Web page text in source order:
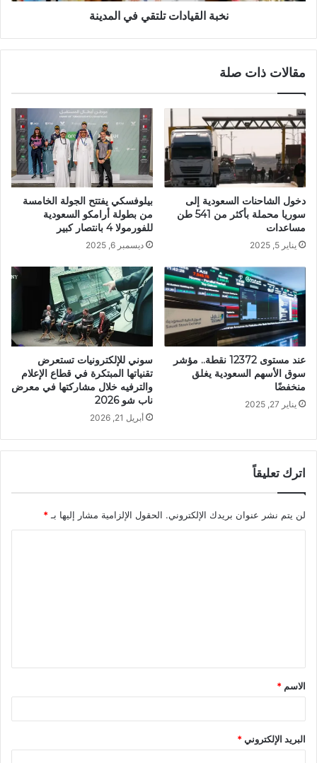
نخبة القيادات تلتقي في المدينة
مقالات ذات صلة
دخول الشاحنات السعودية إلى
سوريا محملة بأكثر من 541 طن
مساعدات
يناير 5, 2025
بيلوفسكي يفتتح الجولة الخامسة
من بطولة أرامكو السعودية
للفورمولا 4 بانتصار كبير
ديسمبر 6, 2025
عند مستوى 12372 نقطة.. مؤشر
سوق الأسهم السعودية يغلق
منخفضًا
يناير 27, 2025
سوني للإلكترونيات تستعرض
تقنياتها المبتكرة في قطاع الإعلام
والترفيه خلال مشاركتها في معرض
ناب شو 2026
أبريل 21, 2026
اترك تعليقاً
لن يتم نشر عنوان بريدك الإلكتروني. الحقول الإلزامية مشار إليها بـ*
ق
*
الاسم *
البريد الإلكتروني*